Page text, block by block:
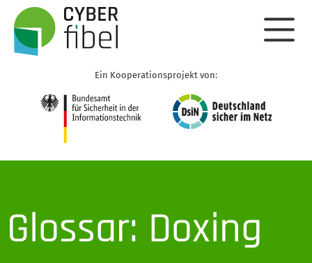
Ein Kooperationsprojekt von:
Glossar: Doxing